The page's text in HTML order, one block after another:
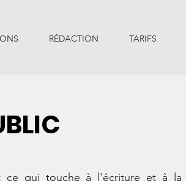
RÉDACTION TARIFS
qui touche à l'écriture et à la